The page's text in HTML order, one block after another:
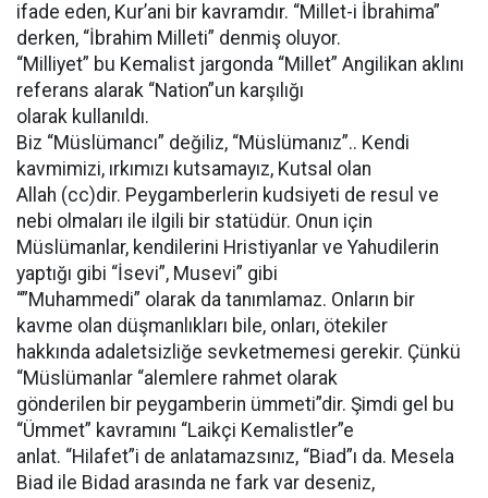
ifade eden, Kur’ani bir kavramdır. “Millet-i İbrahima”
derken, “İbrahim Milleti” denmiş oluyor.
“Milliyet” bu Kemalist jargonda “Millet” Angilikan aklını
referans alarak “Nation”un karşılığı
olarak kullanıldı.
Biz “Müslümancı” değiliz, “Müslümanız”.. Kendi
kavmimizi, ırkımızı kutsamayız, Kutsal olan
Allah (cc)dir. Peygamberlerin kudsiyeti de resul ve
nebi olmaları ile ilgili bir statüdür. Onun için
Müslümanlar, kendilerini Hristiyanlar ve Yahudilerin
yaptığı gibi “İsevi”, Musevi” gibi
“”Muhammedi” olarak da tanımlamaz. Onların bir
kavme olan düşmanlıkları bile, onları, ötekiler
hakkında adaletsizliğe sevketmemesi gerekir. Çünkü
“Müslümanlar “alemlere rahmet olarak
gönderilen bir peygamberin ümmeti”dir. Şimdi gel bu
“Ümmet” kavramını “Laikçi Kemalistler”e
anlat. “Hilafet”i de anlatamazsınız, “Biad”ı da. Mesela
Biad ile Bidad arasında ne fark var deseniz,